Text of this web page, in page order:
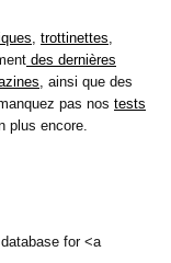
, trottinettes,
des dernières
, ainsi que des
pas nos tests
plus encore.
for <a